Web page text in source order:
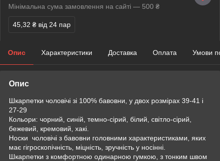
Мінімальна сума замовлення на сайті — 500 ₴
45,32 ₴ від 24 пар
Опис Характеристики Доставка Оплата Умови
Опис
Шкарпетки чоловічі зі 100% бавовни, у двох розмірах 39-41 і
27-29
Кольори: чорний, синій, темно-сірий, білий, світло-сірий,
бежевий, кремовий, хакі.
Носки чоловічі з бавовни головними характеристиками, яких
має гігроскопічність, міцність, зручність у носінні.
Шкарпетки з комфортною одинарною гумкою, з тонким швом